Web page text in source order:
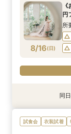
8/15(土)
8/15(土)
8/15(土)
8/15(土)
8/15(土)
8/15(土)
8/15(土)
8/16(日)
円
所
衣装試着
日
特典あり
【
ラ
特典あり
【
談
衣装試着
＼
限
衣装試着
【
ゾ
特典あり
【
定
衣装試着
今
×
同
試食会 衣装試着